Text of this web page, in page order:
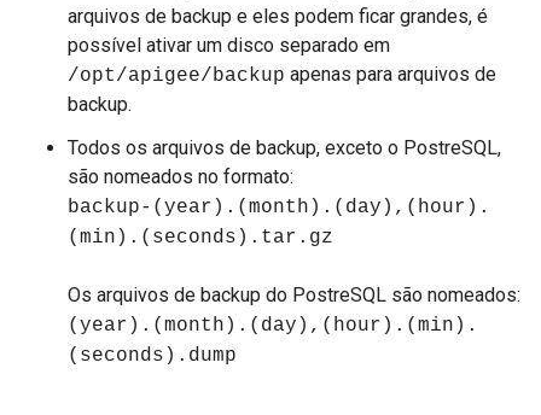
arquivos de backup e eles podem ficar grandes, é
possível ativar um disco separado em
/opt/apigee/backup apenas para arquivos de
backup.
Todos os arquivos de backup, exceto o PostreSQL,
são nomeados no formato:
backup-(year).(month).(day),(hour).
(min).(seconds).tar.gz
Os arquivos de backup do PostreSQL são nomeados:
(year).(month).(day),(hour).(min).
(seconds).dump